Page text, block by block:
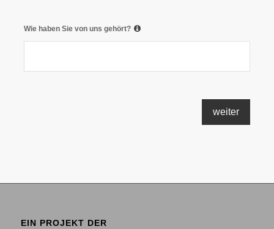
Wie haben Sie von uns gehört?
EIN PROJEKT DER